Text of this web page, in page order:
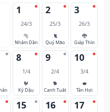
1
24/3
🐅
Nhâm Dần
2
25/3
🐈
Quý Mão
3
26/3
🐉
Giáp Thìn
8
1/4
🐓
Kỷ Dậu
9
2/4
🐕
Canh Tuất
10
3/4
🐖
Tân Hợi
15 16 17